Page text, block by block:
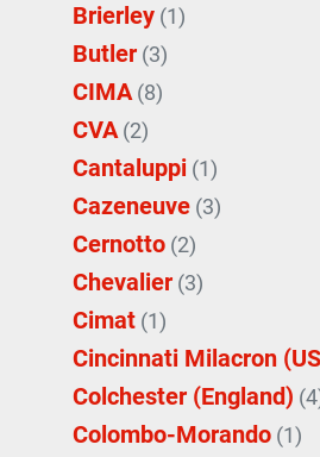
Brierley (1)
Butler (3)
CIMA(8)
CVA(2)
Cantaluppi (1)
Cazeneuve (3)
Cernotto (2)
Chevalier (3)
Cimat (1)
Cincinnati Milacron
Colchester (England)
Colombo-Morando (1)